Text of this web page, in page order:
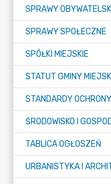
SPRAWY
SPRAWY SPOŁECZNE
SPÓŁKI MIEJSKIE
STATUT GMINY
STANDARDY
TABLICA OGŁOSZEŃ
URBANISTYKA I